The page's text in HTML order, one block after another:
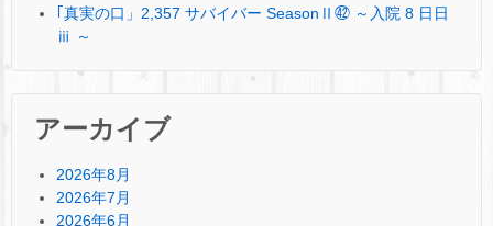
｢真実の口」2,357 サバイバー SeasonⅡ㊷ ～入院 8 日日
ⅲ ～
アーカイブ
2026年8月
2026年7月
2026年6月